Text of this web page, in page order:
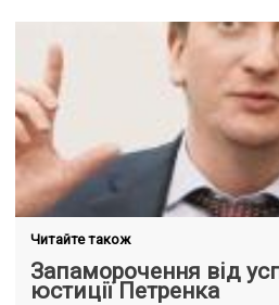
Читайте також
Запаморочення від
юстиції Петренка